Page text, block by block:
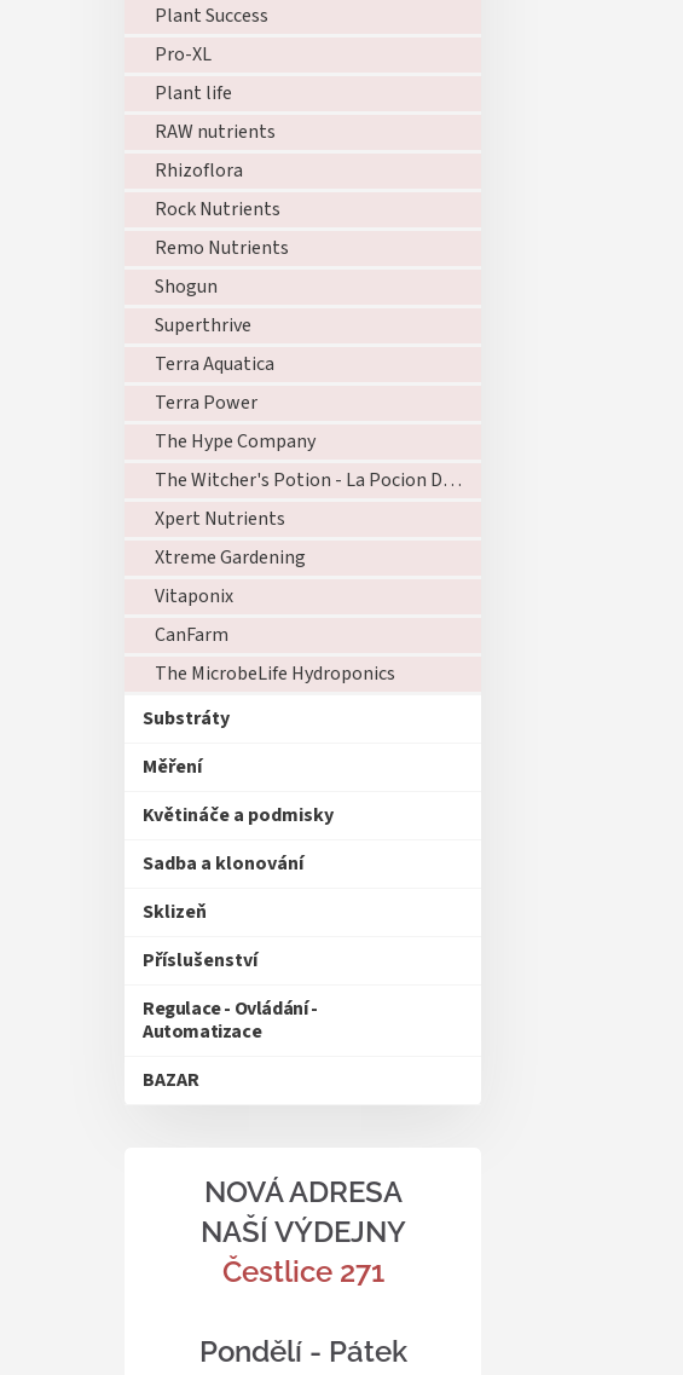
Plant Success
Pro-XL
Plant life
RAW nutrients
Rhizoflora
Rock Nutrients
Remo Nutrients
Shogun
Superthrive
Terra Aquatica
Terra Power
The Hype Company
The Witcher's Potion - La Pocion Del Brujo
Xpert Nutrients
Xtreme Gardening
Vitaponix
CanFarm
The MicrobeLife Hydroponics
Substráty
Měření
Květináče a podmisky
Sadba a klonování
Sklizeň
Příslušenství
Regulace - Ovládání -
Automatizace
BAZAR
NOVÁ ADRESA
NAŠÍ VÝDEJNY
Čestlice 271
Pondělí - Pátek